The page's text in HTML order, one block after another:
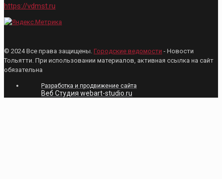
https://vdmst.ru
© 2024 Все права защищены. Городские ведомости - Новости
Тольятти. При использовании материалов, активная ссылка на сайт
обязательна
Разработка и продвижение сайта
Веб Студия webart-studio.ru